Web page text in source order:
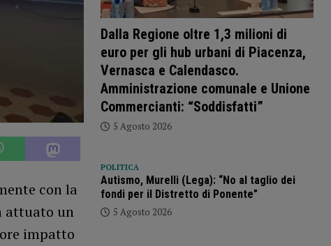
con la
attuato un
impatto
Dalla Regione oltre 1,3 milioni di
euro per gli hub urbani di Piacenza,
Vernasca e Calendasco.
Amministrazione comunale e Unione
Commercianti: “Soddisfatti”
5 Agosto 2026
POLITICA
Autismo, Murelli (Lega): “No al taglio dei
fondi per il Distretto di Ponente”
5 Agosto 2026